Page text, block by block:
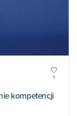
1
kompetencji